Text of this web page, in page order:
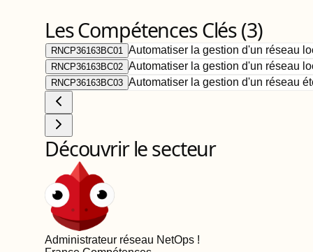
Les Compétences Clés (3)
RNCP36163BC01 Automatiser la gestion d'un réseau
RNCP36163BC02 Automatiser la gestion d'un réseau
RNCP36163BC03 Automatiser la gestion d'un réseau
Découvrir le secteur
Administrateur réseau NetOps !